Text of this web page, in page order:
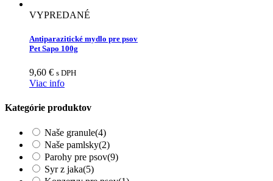
VYPREDANÉ
Antiparazitické mydlo pre psov
Pet Sapo 100g
9,60 € s DPH
Viac info
Kategórie produktov
Naše granule(4)
Naše pamlsky(2)
Parohy pre psov(9)
Syr z jaka(5)